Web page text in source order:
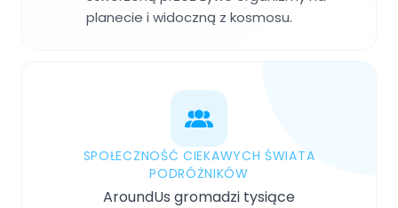
planecie i widoczną z kosmosu.
SPOŁECZNOŚĆ CIEKAWYCH ŚWIATA
PODRÓŻNIKÓW
AroundUs gromadzi tysiące